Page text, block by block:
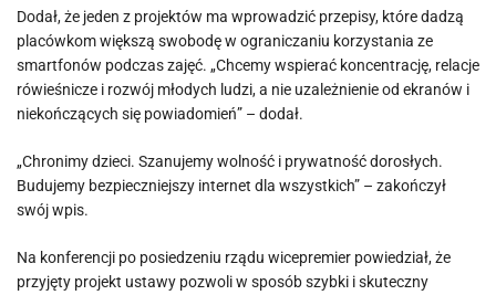
Dodał, że jeden z projektów ma wprowadzić przepisy, które dadzą
placówkom większą swobodę w ograniczaniu korzystania ze
smartfonów podczas zajęć. „Chcemy wspierać koncentrację, relacje
rówieśnicze i rozwój młodych ludzi, a nie uzależnienie od ekranów i
niekończących się powiadomień” – dodał.
„Chronimy dzieci. Szanujemy wolność i prywatność dorosłych.
Budujemy bezpieczniejszy internet dla wszystkich” – zakończył
swój wpis.
Na konferencji po posiedzeniu rządu wicepremier powiedział, że
przyjęty projekt ustawy pozwoli w sposób szybki i skuteczny